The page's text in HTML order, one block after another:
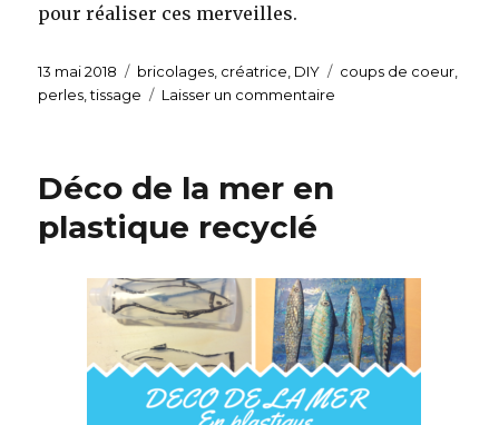
pour réaliser ces merveilles.
Publié
le
13 mai 2018 Catégories
bricolages créatrice DIY Étiquettes
coups de coeur
perles ,tissage Laisser un commentaire
Déco de la mer en
plastique recyclé